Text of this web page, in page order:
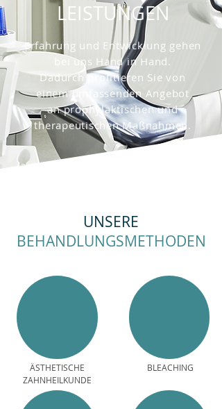
Erfahrung und Entwicklung gehen
bei uns Hand in Hand.
Dadurch profitieren Sie von
einem umfassenden Angebot
an prophylaktischen und
therapeutischen Maßnahmen.
LEISTUNGEN
UNSERE
BEHANDLUNGSMETHODEN
BLEACHING
ÄSTHETISCHE
ZAHNHEILKUNDE